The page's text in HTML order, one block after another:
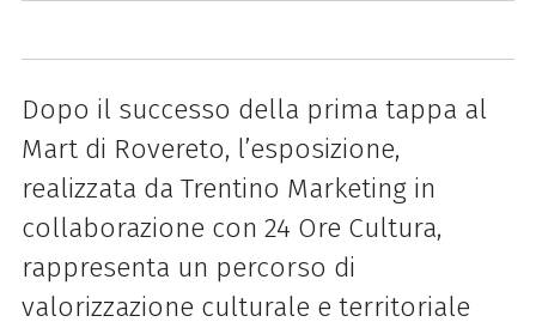
Dopo il successo della prima tappa al
Mart di Rovereto, l’esposizione,
realizzata da Trentino Marketing in
collaborazione con 24 Ore Cultura,
rappresenta un percorso di
valorizzazione culturale e territoriale